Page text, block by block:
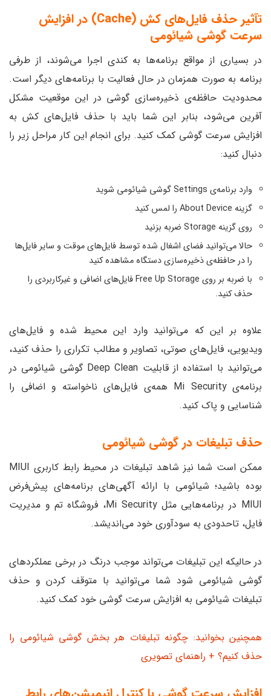
تآثیر حذف فایل‌های کش (Cache) در افزایش
سرعت گوشی شیائومی
در بسیاری از مواقع برنامه‌ها به کندی اجرا می‌شوند، از طرفی
برنامه به صورت همزمان در حال فعالیت با برنامه‌های دیگر است.
محدودیت حافظه‌ی ذخیره‌سازی گوشی در این موقعیت مشکل
آفرین می‌شود، بنابر این شما باید با حذف فایل‌های کش به
افزایش سرعت گوشی کمک کنید. برای انجام این کار مراحل زیر را
دنبال کنید:
وارد برنامه‌ی Settings گوشی شیائومی شوید
گزینه About Device را لمس کنید
روی گزینه Storage ضربه بزنید
حالا می‌توانید فضای اشغال شده توسط فایل‌های موقت و سایر فایل‌ها
را در حافظه‌ی ذخیره‌سازی دستگاه مشاهده کنید
با ضربه بر روی Free Up Storage فایل‌های اضافی و غیرکاربردی را
حذف کنید.
علاوه بر این که می‌توانید وارد این محیط شده و فایل‌های
ویدیویی، فایل‌های صوتی، تصاویر و مطالب تکراری را حذف کنید،
می‌توانید با استفاده از قابلیت Deep Clean گوشی‌ شیائومی در
برنامه‌ی Mi Security همه‌ی فایل‌های ناخواسته و اضافی را
شناسایی و پاک کنید.
حذف تبلیغات در گوشی شیائومی
ممکن است شما نیز شاهد تبلیغات در محیط رابط کاربری MIUI
بوده باشید؛ شیائومی با ارائه آگهی‌های برنامه‌های پیش‌فرض
MIUI در برنامه‌هایی مثل Mi Security، فروشگاه تم و مدیریت
فایل، تاحدودی به سودآوری خود می‌اندیشد.
در حالیکه این تبلیغات می‌تواند موجب درنگ در برخی عملکردهای
گوشی شیائومی شود شما می‌توانید با متوقف کردن و حذف
تبلیغات شیائومی به افزایش سرعت گوشی خود کمک کنید.
همچنین بخوانید: چگونه تبلیغات هر بخش گوشی شیائومی را
حذف کنیم؟ + راهنمای تصویری